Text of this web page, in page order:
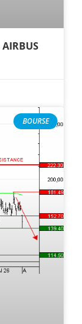
BOURSE